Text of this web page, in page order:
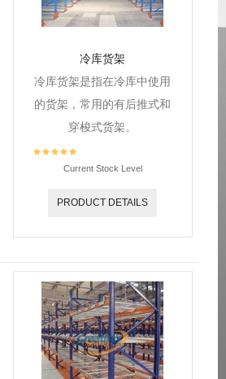
冷库货架
冷库货架是指在冷库中使用
的货架，常用的有后推式和
穿梭式货架。
Current Stock Level
PRODUCT DETAILS